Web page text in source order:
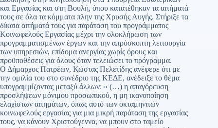
και Εργασίας και στη Βουλή, όπου κατατέθηκαν τα αιτήματά
τους σε όλα τα κόμματα πλην της Χρυσής Αυγής. Στήριξε τα
δίκαια αιτήματά τους για παράταση του προγράμματος
Κοινωφελούς Εργασίας μέχρι την ολοκλήρωση των
προγραμματισμένων έργων και την απρόσκοπτη λειτουργία
των υπηρεσιών, επίδομα ανεργίας χωρίς όρους και
προϋποθέσεις για όλους όταν τελειώσει το πρόγραμμα.
Ο Δήμαρχος Πατρέων, Κώστας Πελετίδης ανέφερε ότι με
την ομιλία του στο συνέδριο της ΚΕΔΕ, ανέδειξε το θέμα
υπογραμμίζοντας μεταξύ άλλων: « (…) η απαγόρευση
προσλήψεων μόνιμου προσωπικού, η μη ικανοποίηση
ελαχίστων αιτημάτων, όπως αυτό των οκταμηνιτών
κοινωφελούς εργασίας για μια μικρή παράταση της εργασίας
τους, να κάνουν Χριστούγεννα, να μπουν στο ταμείο